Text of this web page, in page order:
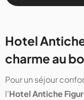
Hotel
charme au
Pour un séjour
l'Hotel Antiche